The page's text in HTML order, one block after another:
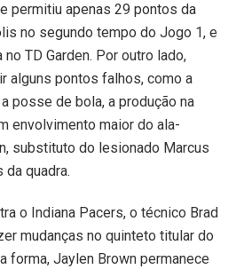
permitiu apenas 29 pontos da
no segundo tempo do Jogo 1, e
TD Garden. Por outro lado,
alguns pontos falhos, como a
posse de bola, a produção na
envolvimento maior do ala-
substituto do lesionado Marcus
quadra.
o Indiana Pacers, o técnico Brad
mudanças no quinteto titular do
forma, Jaylen Brown permanece